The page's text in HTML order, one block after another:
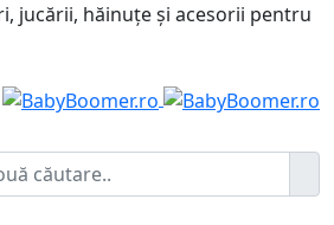
jucării, hăinuțe și acesorii pentru